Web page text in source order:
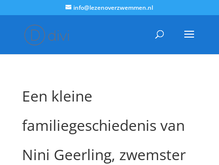
info@lezenoverzwemmen.nl
Een kleine
familiegeschiedenis van
Nini Geerling, zwemster